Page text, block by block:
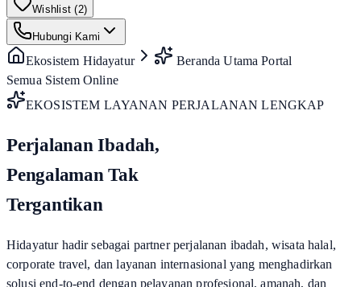
Wishlist (2)
Hubungi Kami
Ekosistem Hidayatur
Beranda Utama Portal
Semua Sistem Online
EKOSISTEM LAYANAN PERJALANAN LENGKAP
Perjalanan Ibadah,
Pengalaman Tak
Tergantikan
Hidayatur hadir sebagai partner perjalanan ibadah, wisata halal,
corporate travel, dan layanan internasional yang menghadirkan
solusi end-to-end dengan pelayanan profesional, amanah, dan